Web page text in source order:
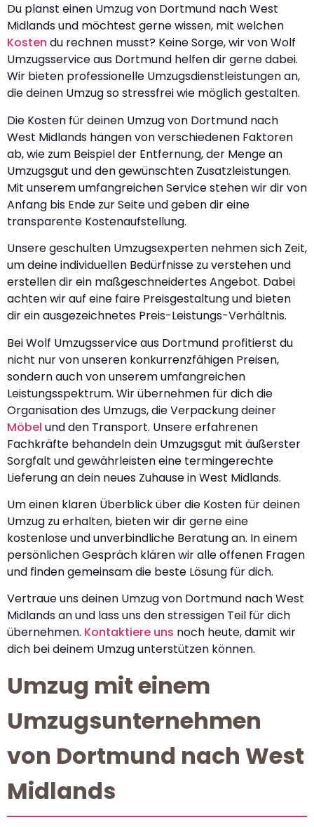
Du planst einen Umzug von Dortmund nach West
Midlands und möchtest gerne wissen, mit welchen
Kosten du rechnen musst? Keine Sorge, wir von Wolf
Umzugsservice aus Dortmund helfen dir gerne dabei.
Wir bieten professionelle Umzugsdienstleistungen an,
die deinen Umzug so stressfrei wie möglich gestalten.
Die Kosten für deinen Umzug von Dortmund nach
West Midlands hängen von verschiedenen Faktoren
ab, wie zum Beispiel der Entfernung, der Menge an
Umzugsgut und den gewünschten Zusatzleistungen.
Mit unserem umfangreichen Service stehen wir dir von
Anfang bis Ende zur Seite und geben dir eine
transparente Kostenaufstellung.
Unsere geschulten Umzugsexperten nehmen sich Zeit,
um deine individuellen Bedürfnisse zu verstehen und
erstellen dir ein maßgeschneidertes Angebot. Dabei
achten wir auf eine faire Preisgestaltung und bieten
dir ein ausgezeichnetes Preis-Leistungs-Verhältnis.
Bei Wolf Umzugsservice aus Dortmund profitierst du
nicht nur von unseren konkurrenzfähigen Preisen,
sondern auch von unserem umfangreichen
Leistungsspektrum. Wir übernehmen für dich die
Organisation des Umzugs, die Verpackung deiner
Möbel und den Transport. Unsere erfahrenen
Fachkräfte behandeln dein Umzugsgut mit äußerster
Sorgfalt und gewährleisten eine termingerechte
Lieferung an dein neues Zuhause in West Midlands.
Um einen klaren Überblick über die Kosten für deinen
Umzug zu erhalten, bieten wir dir gerne eine
kostenlose und unverbindliche Beratung an. In einem
persönlichen Gespräch klären wir alle offenen Fragen
und finden gemeinsam die beste Lösung für dich.
Vertraue uns deinen Umzug von Dortmund nach West
Midlands an und lass uns den stressigen Teil für dich
übernehmen. Kontaktiere uns noch heute, damit wir
dich bei deinem Umzug unterstützen können.
Umzug mit einem
Umzugsunternehmen
von Dortmund nach West
Midlands